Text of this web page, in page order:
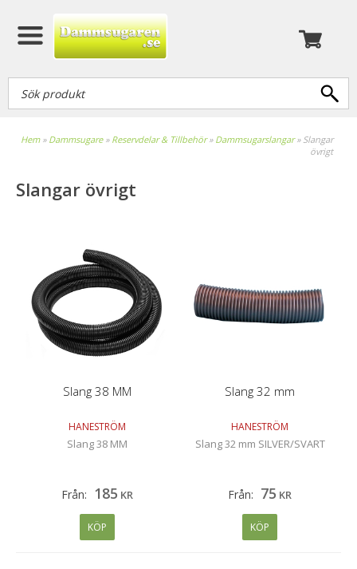
Hem» Dammsugare» Reservdelar & Tillbehör» Dammsugarslangar» Slangar
övrigt
Slangar övrigt
Slang 38 MM
HANESTRÖM
Slang 38 MM
Från: 185 KR
KÖP
Slang 32 mm
HANESTRÖM
Slang 32 mm SILVER/SVART
Från: 75 KR
KÖP